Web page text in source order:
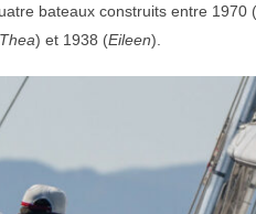
bateaux construits entre 1970 (
Thea) et 1938 (Eileen).